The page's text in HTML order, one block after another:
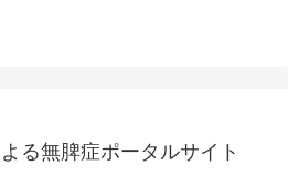
る無脾症ポータルサイト